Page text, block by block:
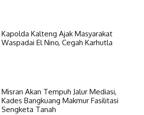
Kapolda Kalteng Ajak Masyarakat
Waspadai El Nino, Cegah Karhutla
Misran Akan Tempuh Jalur Mediasi,
Kades Bangkuang Makmur Fasilitasi
Sengketa Tanah